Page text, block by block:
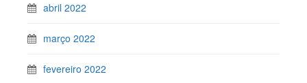
abril 2022
março 2022
fevereiro 2022